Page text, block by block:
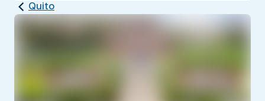
Quito